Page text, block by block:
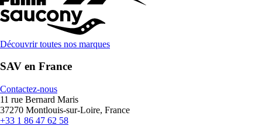
Découvrir toutes nos marques
SAV en France
Contactez-nous
11 rue Bernard Maris
37270 Montlouis-sur-Loire, France
+33 1 86 47 62 58